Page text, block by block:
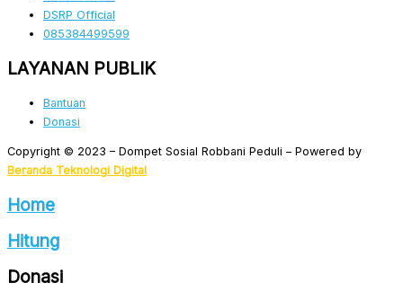
DSRP Official
085384499599
LAYANAN PUBLIK
Bantuan
Donasi
Copyright © 2023 – Dompet Sosial Robbani Peduli – Powered by
Beranda Teknologi Digital
Home
Hitung
Donasi